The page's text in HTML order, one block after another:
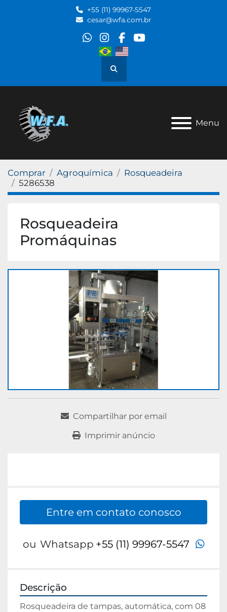
+55 (11) 99967-5547
cesar@wfa.com.br
whatsapp
instagram
facebook
youtube
Pesquisar
Menu
Comprar Agroquímica
Rosqueadeira
5286538
Rosqueadeira
Promáquinas
Compartilhar por email
Imprimir anúncio
Entre em contato conosco
ou Whatsapp +55 (11) 99967-5547
Descrição
Rosqueadeira de tampas, automática, com 08